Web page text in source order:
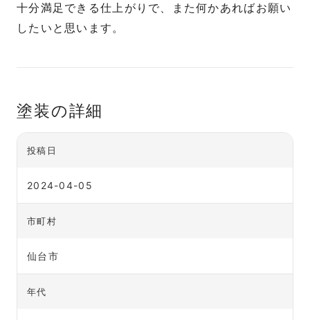
十分満足できる仕上がりで、また何かあればお願い
したいと思います。
塗装の詳細
投稿日
2024-04-05
市町村
仙台市
年代